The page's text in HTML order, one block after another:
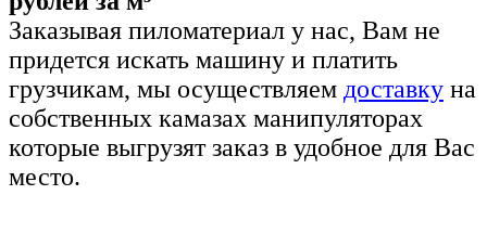
Заказывая пиломатериал у нас, Вам не
придется искать машину и платить
грузчикам, мы осуществляем доставку на
собственных камазах манипуляторах
которые выгрузят заказ в удобное для Вас
место.